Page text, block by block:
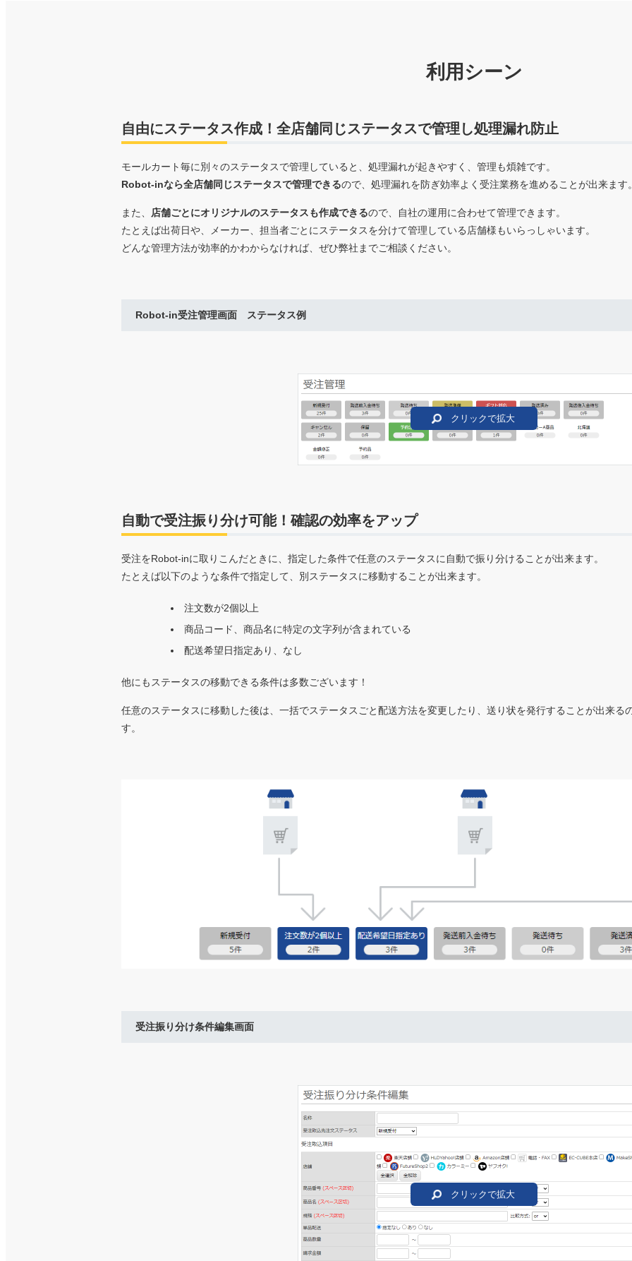
利用シーン
自由にステータス作成！全店舗同じステータスで管理し処理漏れ防止
モールカート毎に別々のステータスで管理していると、処理漏れが起きやすく、管理も煩雑です。
Robot-inなら全店舗同じステータスで管理できるので、処理漏れを防ぎ効率よく受注業務を進めることが出来ます
また、 店舗ごとにオリジナルのステータスも作成できるので、自社の運用に合わせて管理できます。
たとえば出荷日や、メーカー、担当者ごとにステータスを分けて管理している店舗様もいらっしゃいます。
どんな管理方法が効率的かわからなければ、ぜひ弊社までご相談ください。
Robot-in受注管理画面 ステータス例
自動で受注振り分け可能！確認の効率をアップ
受注をRobot-inに取りこんだときに、指定した条件で任意のステータスに自動で振り分けることが出来ます。
たとえば以下のような条件で指定して、別ステータスに移動することが出来ます。
注文数が2個以上
商品コード、商品名に特定の文字列が含まれている
配送希望日指定あり、なし
他にもステータスの移動できる条件は多数ございます！
任意のステータスに移動した後は、一括でステータスごと配送方法を変更したり、送り状を発行することが出来る
す。
受注振り分け条件編集画面